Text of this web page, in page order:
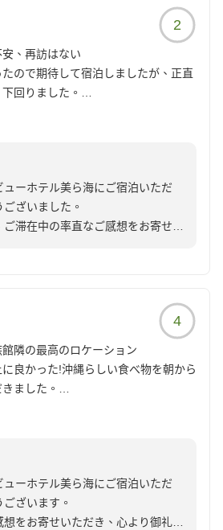
です。
しております「もとぶ牛」をメイ
変ご好評をいただいておりますの
はぜひこちらもお楽しみください
日を、スタッフ一同心よりお待ちし
値段もかなりリーズナブル。正直この
らいの良さでした(笑)
したいです!
らから
」とのお言葉まで頂戴し、大変嬉
ァミリーフリーバーのポップコー
び場や縁日、朝食やディナービュッ
励みになっております。
ダーツ、フリスビーなどのフリー
していただき、ご滞在の思い出づ
きましたことを嬉しく思います。
を目指してまいります。
際には、ぜひロイヤルビューホテル
さいませ。
お待ちしております。
2
、再訪はない
ので期待して宿泊しましたが、正直
回りました。
解して予約しています。しかし、問
うなシミ、コンセントは延長コード
ードランプにはホコリ。これでは清
感じます。
ル以下の滞在品質に感じられまし
場の案内もなく、こちらから尋ねて
。ルームウェアで共用部を利用でき
うな雰囲気のホテルでもありませ
ァミリーレストランのドリンクバー
も少なく、「ラウンジ」と呼ぶには
の廊下も薄暗く、全体的に古さや寂
ューホテル美ら海にご宿泊いただ
ざいました。
滞在中の率直なご感想をお寄せい
に沿うご滞在をご提供できません
設備の管理、館内設備、チェックイ
つきまして、ご不快な思いやご不便
関係部署と共有し、清掃品質の向上
タッフの対応につきまして温かいお
こと、スタッフ一同大変励みとな
4
隣の最高のロケーション
良かった!沖縄らしい食べ物を朝から
ました。
hotel/voice/15062?
ューホテル美ら海にご宿泊いただ
ざいます。
をお寄せいただき、心より御礼申